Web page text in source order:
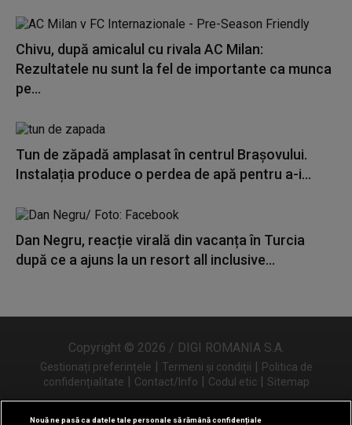
Chivu, după amicalul cu rivala AC Milan:
Rezultatele nu sunt la fel de importante ca munca
pe...
Tun de zăpadă amplasat în centrul Brașovului.
Instalația produce o perdea de apă pentru a-i...
Dan Negru, reacție virală din vacanța în Turcia
după ce a ajuns la un resort all inclusive...
Copyright © 2026 / DIGI ROMANIA S.A.
Gestionați preferințele | Termeni și condiții | Politica de
confidențialitate | Contact/Info | Codul etic | Sitemap
Nouă ne pasă ca datele tale personale să rămână confidențiale